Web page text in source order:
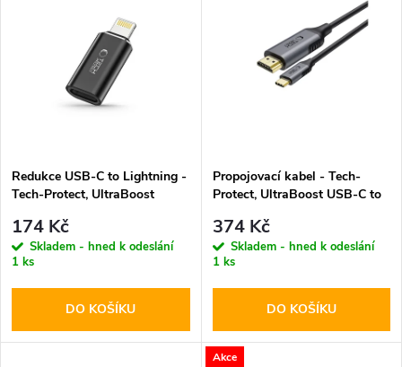
Redukce USB-C to Lightning -
Tech-Protect, UltraBoost
174 Kč
Skladem - hned k odeslání
1 ks
DO KOŠÍKU
Propojovací kabel - Tech-
Protect, UltraBoost USB-C to
374 Kč
Skladem - hned k odeslání
1 ks
DO KOŠÍKU
Akce